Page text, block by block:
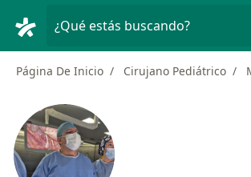
¿Qué estás buscando?
Página De Inicio Cirujano Pediátrico